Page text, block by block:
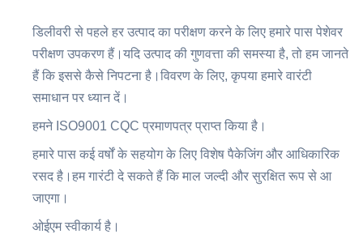
डिलीवरी से पहले हर उत्पाद का परीक्षण करने के लिए हमारे पास पेशेवर
परीक्षण उपकरण हैं।यदि उत्पाद की गुणवत्ता की समस्या है, तो हम जानते
हैं कि इससे कैसे निपटना है।विवरण के लिए, कृपया हमारे वारंटी
समाधान पर ध्यान दें।
हमने ISO9001 CQC प्रमाणपत्र प्राप्त किया है।
हमारे पास कई वर्षों के सहयोग के लिए विशेष पैकेजिंग और आधिकारिक
रसद है।हम गारंटी दे सकते हैं कि माल जल्दी और सुरक्षित रूप से आ
जाएगा।
ओईएम स्वीकार्य है।